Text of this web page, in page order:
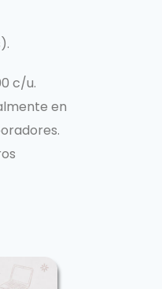
c/u.
en